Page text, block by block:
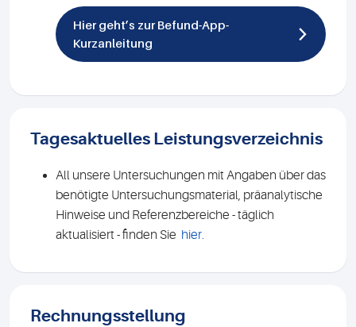
Hier geht’s zur Befund-App-
Kurzanleitung
Tagesaktuelles Leistungsverzeichnis
All unsere Untersuchungen mit Angaben über das
benötigte Unter­suchungs­material, präanalytische
Hinweise und Referenzbereiche - täglich
aktualisiert - finden Sie hier.
Rechnungsstellung